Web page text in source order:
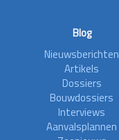
Blog
Nieuwsberichten
Artikels
Dossiers
Bouwdossiers
Interviews
Aanvalsplannen